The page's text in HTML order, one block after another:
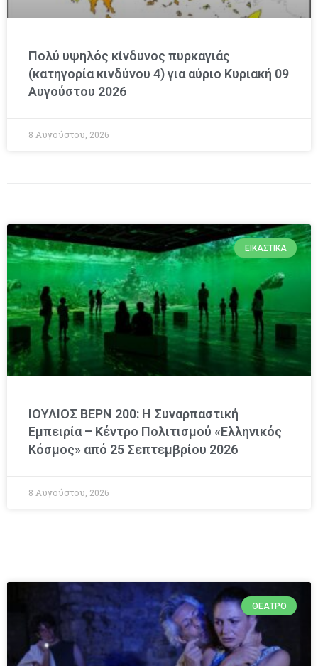
Πολύ υψηλός κίνδυνος πυρκαγιάς
(κατηγορία κινδύνου 4) για αύριο Κυριακή 09
Αυγούστου 2026
8 Αυγούστου, 2026
ΕΙΚΑΣΤΙΚΆ
ΙΟΥΛΙΟΣ ΒΕΡΝ 200: Η Συναρπαστική
Εμπειρία – Κέντρο Πολιτισμού «Ελληνικός
Κόσμος» από 25 Σεπτεμβρίου 2026
8 Αυγούστου, 2026
ΘΈΑΤΡΟ